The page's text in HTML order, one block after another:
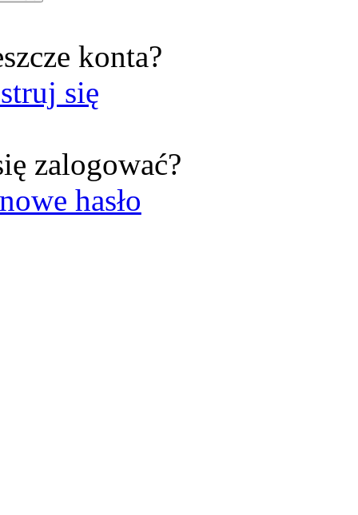
konta?
się
zalogować?
hasło